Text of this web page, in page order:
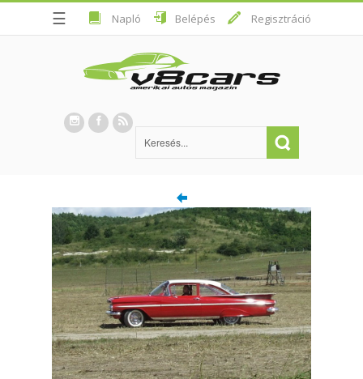
☰ Napló Belépés Regisztráció